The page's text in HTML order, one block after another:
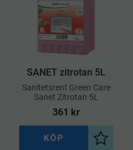
i önskelista
SANET zitrotan 5L
​Sanitetsrent Green Care
Sanet Zitrotan 5L
361 kr
Lägg
KÖP